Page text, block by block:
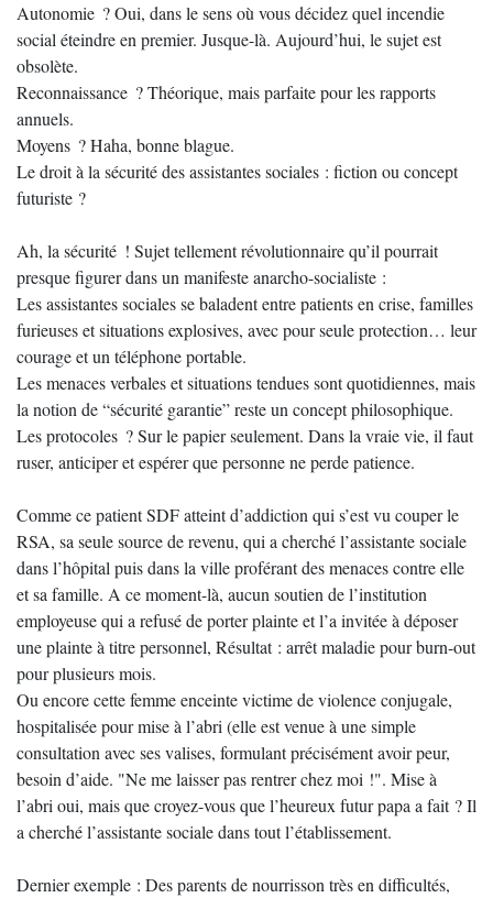
Autonomie ? Oui, dans le sens où vous décidez quel incendie
social éteindre en premier. Jusque-là. Aujourd’hui, le sujet est
obsolète.
Reconnaissance ? Théorique, mais parfaite pour les rapports
annuels.
Moyens ? Haha, bonne blague.
Le droit à la sécurité des assistantes sociales : fiction ou concept
futuriste ?
Ah, la sécurité ! Sujet tellement révolutionnaire qu’il pourrait
presque figurer dans un manifeste anarcho-socialiste :
Les assistantes sociales se baladent entre patients en crise, familles
furieuses et situations explosives, avec pour seule protection… leur
courage et un téléphone portable.
Les menaces verbales et situations tendues sont quotidiennes, mais
la notion de “sécurité garantie” reste un concept philosophique.
Les protocoles ? Sur le papier seulement. Dans la vraie vie, il faut
ruser, anticiper et espérer que personne ne perde patience.
Comme ce patient SDF atteint d’addiction qui s’est vu couper le
RSA, sa seule source de revenu, qui a cherché l’assistante sociale
dans l’hôpital puis dans la ville proférant des menaces contre elle
et sa famille. A ce moment-là, aucun soutien de l’institution
employeuse qui a refusé de porter plainte et l’a invitée à déposer
une plainte à titre personnel, Résultat : arrêt maladie pour burn-out
pour plusieurs mois.
Ou encore cette femme enceinte victime de violence conjugale,
hospitalisée pour mise à l’abri (elle est venue à une simple
consultation avec ses valises, formulant précisément avoir peur,
besoin d’aide. "Ne me laisser pas rentrer chez moi !". Mise à
l’abri oui, mais que croyez-vous que l’heureux futur papa a fait ? Il
a cherché l’assistante sociale dans tout l’établissement.
Dernier exemple : Des parents de nourrisson très en difficultés,